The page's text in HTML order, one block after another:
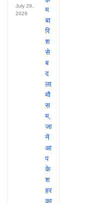
July 29,
2026